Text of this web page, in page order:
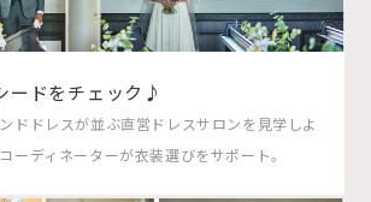
ードをチェック♪
ドドレスが並ぶ直営ドレスサロンを見学しよ
ーディネーターが衣装選びをサポート。